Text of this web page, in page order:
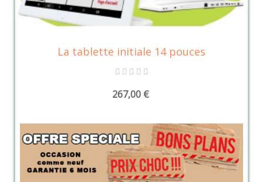
La tablette initiale 14 pouces
267,00 €